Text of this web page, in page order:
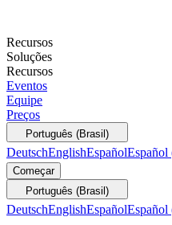
Recursos
Soluções
Recursos
Eventos
Equipe
Preços
Português (Brasil)
DeutschEnglishEspañolEspañol
Começar
Português (Brasil)
DeutschEnglishEspañolEspañol